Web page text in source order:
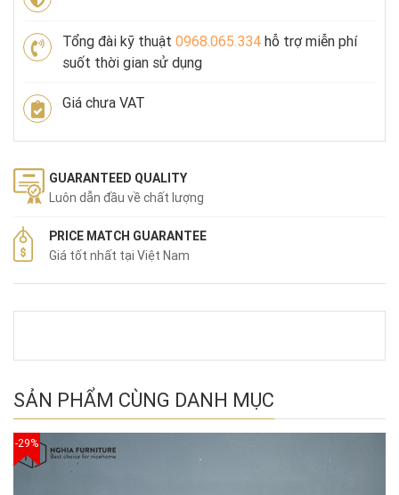
Tổng đài kỹ thuật 0968.065.334 hỗ trợ miễn phí
suốt thời gian sử dụng
Giá chưa VAT
GUARANTEED QUALITY
Luôn dẫn đầu về chất lượng
PRICE MATCH GUARANTEE
Giá tốt nhất tại Việt Nam
SẢN PHẨM CÙNG DANH MỤC
-29%